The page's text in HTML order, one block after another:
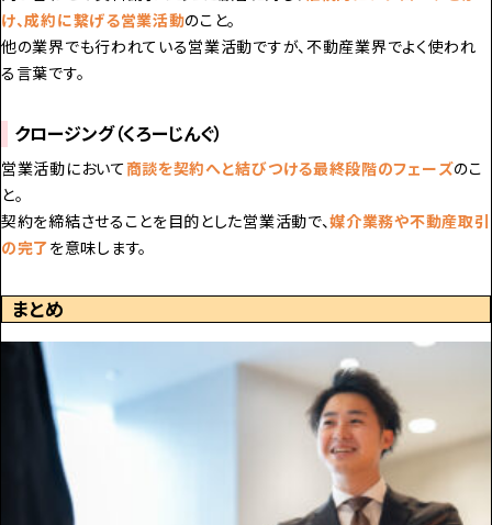
け、成約に繋げる営業活動のこと。
他の業界でも行われている営業活動ですが、不動産業界でよく使われ
る言葉です。
クロージング（くろーじんぐ）
営業活動において商談を契約へと結びつける最終段階のフェーズのこ
と。
契約を締結させることを目的とした営業活動で、媒介業務や不動産取引
の完了を意味します。
まとめ